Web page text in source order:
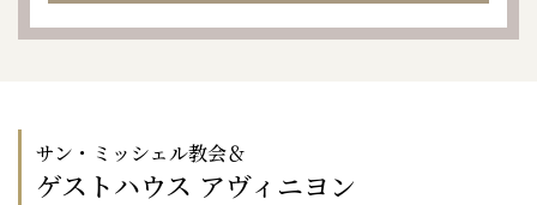
サン・ミッシェル教会＆
ゲストハウス アヴィニヨン